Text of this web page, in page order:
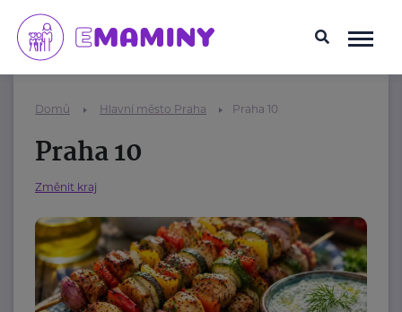
Domů Hlavní město Praha Praha 10
Praha 10
Změnit kraj